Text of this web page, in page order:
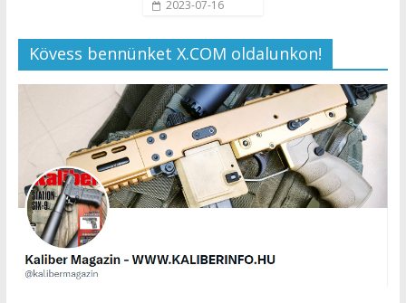
2023-07-16
Kövess bennünket X.COM oldalunkon!